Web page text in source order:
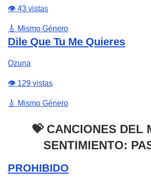
👁️ 43 vistas
🎸 Mismo Género
Dile Que Tu Me Quieres
Ozuna
👁️ 129 vistas
🎸 Mismo Género
💝 CANCIONES DEL
SENTIMIENTO:
PROHIBIDO